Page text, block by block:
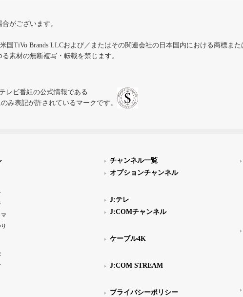
がございます。
国TiVo Brands LLCおよび／またはその関連会社の日本国内における商標また
素材の無断複写・転載を禁じます。
レビ番組の公式情報である
み表記が許されているマークです。
チャンネル一覧
オプションチャンネル
J:テレ
J:COMチャンネル
ケーブル4K
J:COM STREAM
プライバシーポリシー